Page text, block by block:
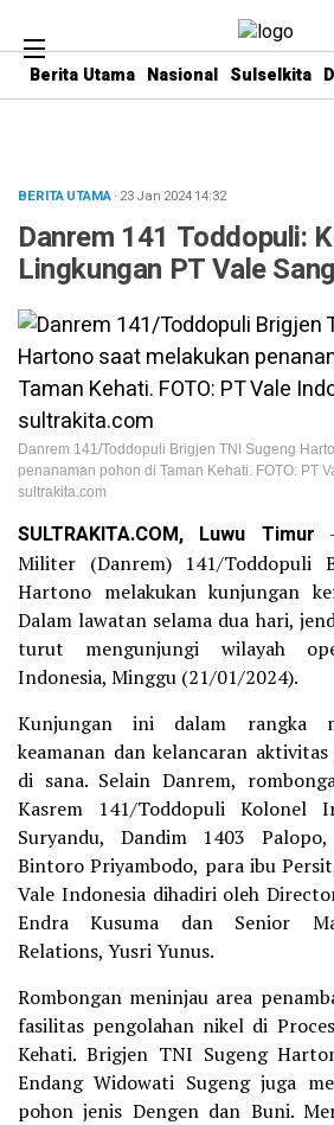
Berita Utama Nasional Sulselkita
BERITA UTAMA· 23 Jan 202414:32
Danrem 141 Toddopuli:
Lingkungan PT Vale
Danrem 141/Toddopuli Brigjen TNI Sugeng
penanaman pohon di Taman Kehati. FOTO: PT
sultrakita.com
SULTRAKITA.COM, Luwu Timur
Militer (Danrem) 141/Toddopuli
Hartono melakukan kunjungan
Dalam lawatan selama dua hari,
turut mengunjungi wilayah
Indonesia, Minggu (21/01/2024).
Kunjungan ini dalam rangka
keamanan dan kelancaran
di sana. Selain Danrem,
Kasrem 141/Toddopuli Kolonel
Suryandu, Dandim 1403
Bintoro Priyambodo, para ibu
Vale Indonesia dihadiri oleh
Endra Kusuma dan Senior
Relations, Yusri Yunus.
Rombongan meninjau area
fasilitas pengolahan nikel di
Kehati. Brigjen TNI Sugeng
Endang Widowati Sugeng juga
pohon jenis Dengen dan Buni.